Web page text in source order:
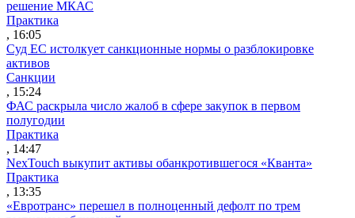
решение МКАС
Практика
, 16:05
Суд ЕС истолкует санкционные нормы о разблокировке
активов
Санкции
, 15:24
ФАС раскрыла число жалоб в сфере закупок в первом
полугодии
Практика
, 14:47
NexTouch выкупит активы обанкротившегося «Кванта»
Практика
, 13:35
«Евротранс» перешел в полноценный дефолт по трем